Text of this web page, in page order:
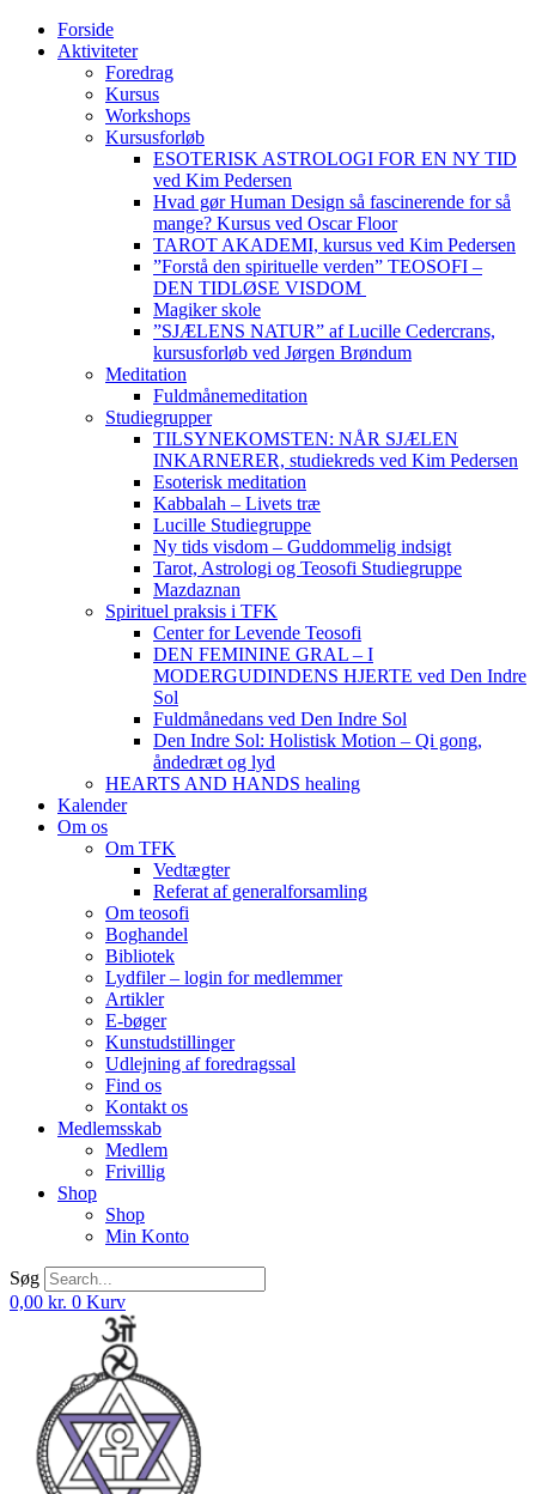
Forside
Aktiviteter
Foredrag
Kursus
Workshops
Kursusforløb
ESOTERISK ASTROLOGI FOR EN NY TID
ved Kim Pedersen
Hvad gør Human Design så fascinerende for så
mange? Kursus ved Oscar Floor
TAROT AKADEMI, kursus ved Kim Pedersen
”Forstå den spirituelle verden” TEOSOFI –
DEN TIDLØSE VISDOM
Magiker skole
”SJÆLENS NATUR” af Lucille Cedercrans,
kursusforløb ved Jørgen Brøndum
Meditation
Fuldmånemeditation
Studiegrupper
TILSYNEKOMSTEN: NÅR SJÆLEN
INKARNERER, studiekreds ved Kim Pedersen
Esoterisk meditation
Kabbalah – Livets træ
Lucille Studiegruppe
Ny tids visdom – Guddommelig indsigt
Tarot, Astrologi og Teosofi Studiegruppe
Mazdaznan
Spirituel praksis i TFK
Center for Levende Teosofi
DEN FEMININE GRAL – I
MODERGUDINDENS HJERTE ved Den Indre
Sol
Fuldmånedans ved Den Indre Sol
Den Indre Sol: Holistisk Motion – Qi gong,
åndedræt og lyd
HEARTS AND HANDS healing
Kalender
Om os
Om TFK
Vedtægter
Referat af generalforsamling
Om teosofi
Boghandel
Bibliotek
Lydfiler – login for medlemmer
Artikler
E-bøger
Kunstudstillinger
Udlejning af foredragssal
Find os
Kontakt os
Medlemsskab
Medlem
Frivillig
Shop
Shop
Min Konto
Søg
0,00 kr. 0 Kurv